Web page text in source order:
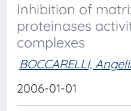
Inhibition of
proteinases
complexes
BOCCARELLI,
2006-01-01